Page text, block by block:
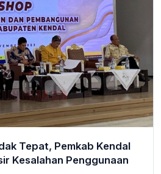
Tepat, Pemkab Kendal
Kesalahan Penggunaan